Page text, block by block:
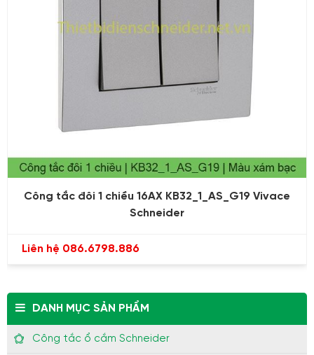
Công tắc đôi 1 chiều 16AX KB32_1_AS_G19 Vivace
Schneider
Liên hệ 086.6798.886
DANH MỤC SẢN PHẨM
Công tắc ổ cắm Schneider